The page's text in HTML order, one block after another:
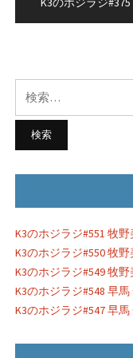
ビ
ー
シ
ョ
ン
索:
K3のホジラジ#551 牧野
K3のホジラジ#550 牧野
K3のホジラジ#549 牧野
K3のホジラジ#548 早馬
K3のホジラジ#547 早馬